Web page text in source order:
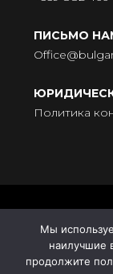
ПИСЬМО
Политика
© BULGARIA-
„Княгиня Мария
Поддръжка от
Мы
наилучшие
продолжите